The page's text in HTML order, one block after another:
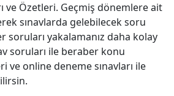
ve Özetleri. Geçmiş dönemlere ait
sınavlarda gelebilecek soru
soruları yakalamanız daha kolay
soruları ile beraber konu
ve online deneme sınavları ile